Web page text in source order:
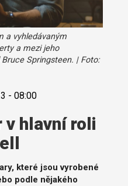
a vyhledávaným
a mezi jeho
Springsteen. | Foto:
- 08:00
v hlavní roli
které jsou vyrobené
podle nějakého